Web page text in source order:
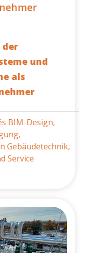
der
und
als
BIM-Design,
Gebäudetechnik,
Service